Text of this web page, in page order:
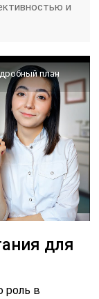
и
план
для
роль в